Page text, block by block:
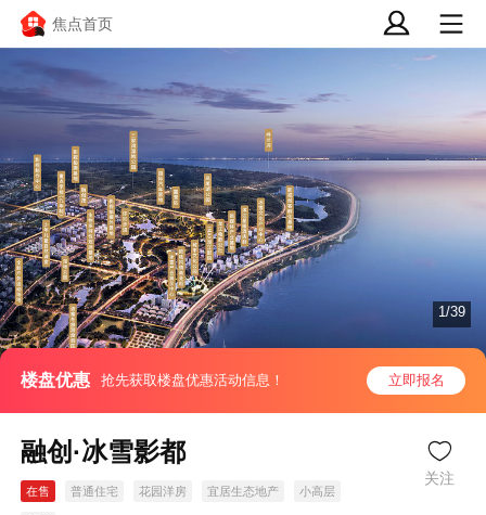
焦点首页
楼盘优惠 抢先获取楼盘优惠活动信息！ 立即报名
1/39
融创·冰雪影都
在售 普通住宅 花园洋房 宜居生态地产 小高层
关注